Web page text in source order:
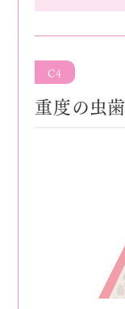
C4
重度の虫歯